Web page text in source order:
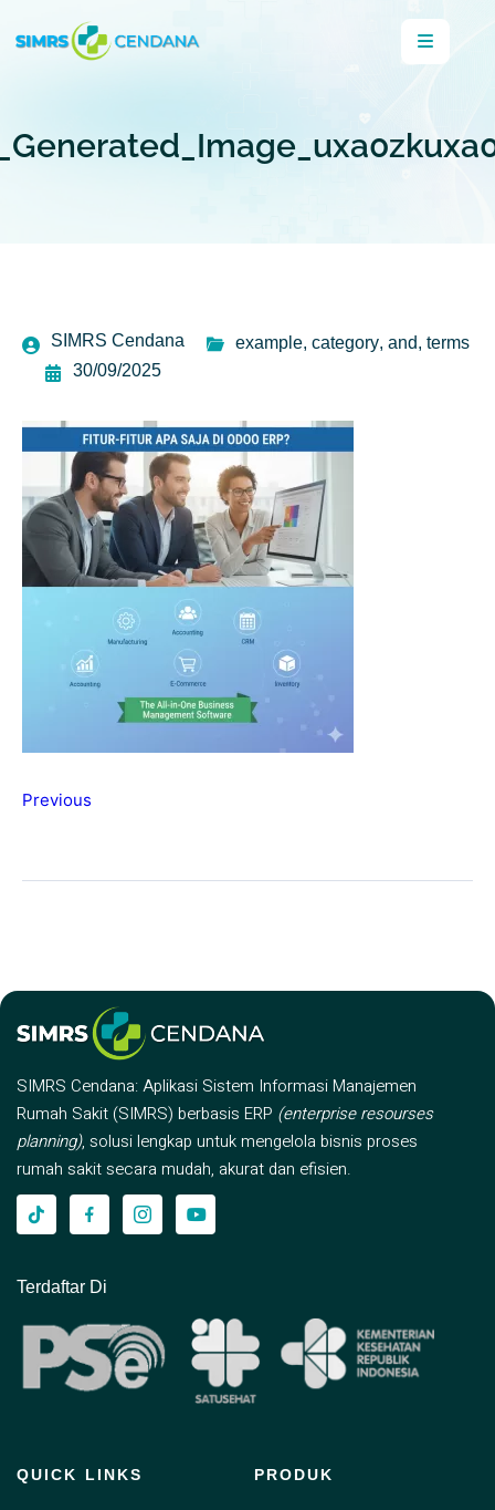
SIMRS Cendana example, category, and, terms
30/09/2025
Previous
SIMRS Cendana: Aplikasi Sistem Informasi Manajemen
Rumah Sakit (SIMRS) berbasis ERP (enterprise resourses
planning), solusi lengkap untuk mengelola bisnis proses
rumah sakit secara mudah, akurat dan efisien.
Terdaftar Di
QUICK LINKS PRODUK